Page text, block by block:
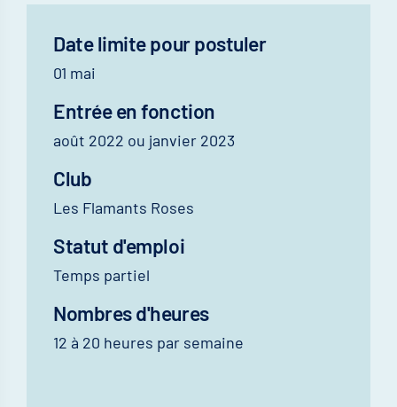
Date limite pour postuler
01 mai
Entrée en fonction
août 2022 ou janvier 2023
Club
Les Flamants Roses
Statut d'emploi
Temps partiel
Nombres d'heures
12 à 20 heures par semaine